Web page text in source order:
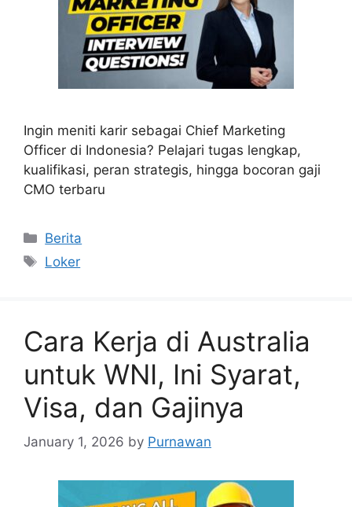
Ingin meniti karir sebagai Chief Marketing
Officer di Indonesia? Pelajari tugas lengkap,
kualifikasi, peran strategis, hingga bocoran gaji
CMO terbaru
Categories
Berita
Tags
Loker
Cara Kerja di Australia
untuk WNI, Ini Syarat,
Visa, dan Gajinya
January 1, 2026 by Purnawan